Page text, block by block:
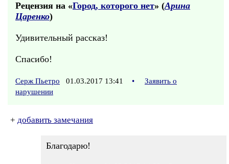
Рецензия на «Город, которого нет» (Арина
Царенко)
Удивительный рассказ!
Спасибо!
Серж Пьетро 01.03.2017 13:41 •
Заявить о
нарушении
+ добавить замечания
Благодарю!